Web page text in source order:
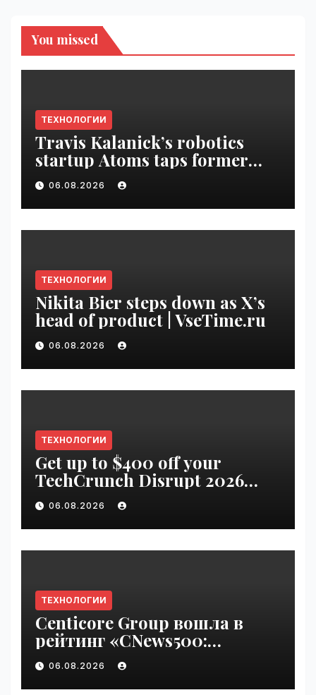
You missed
ТЕХНОЛОГИИ
Travis Kalanick’s robotics
startup Atoms taps former
Uber finance chief as CFO |
VseTime.ru
06.08.2026
ТЕХНОЛОГИИ
Nikita Bier steps down as X’s
head of product | VseTime.ru
06.08.2026
ТЕХНОЛОГИИ
Get up to $400 off your
TechCrunch Disrupt 2026
pass until Friday | VseTime.ru
06.08.2026
ТЕХНОЛОГИИ
Centicore Group вошла в
рейтинг «CNews500:
Крупнейшие ИТ-компании
России» | VseTime.ru
06.08.2026